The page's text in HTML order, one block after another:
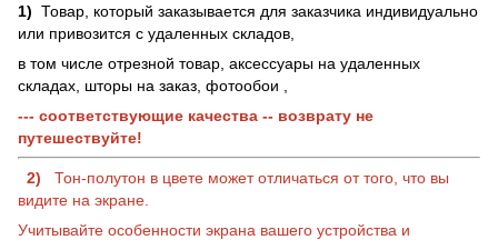
1) Товар, который заказывается для заказчика индивидуально
или привозится с удаленных складов,
в том числе отрезной товар, аксессуары на удаленных
складах, шторы на заказ, фотообои ,
--- соответствующие качества -- возврату не
путешествуйте!
2)
Тон-полутон в цвете может отличаться от того, что вы
видите на экране.
Учитывайте особенности экрана вашего устройства и